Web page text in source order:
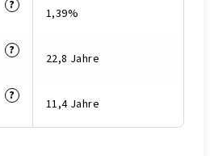
?
1,39%
?
22,8 Jahre
?
11,4 Jahre